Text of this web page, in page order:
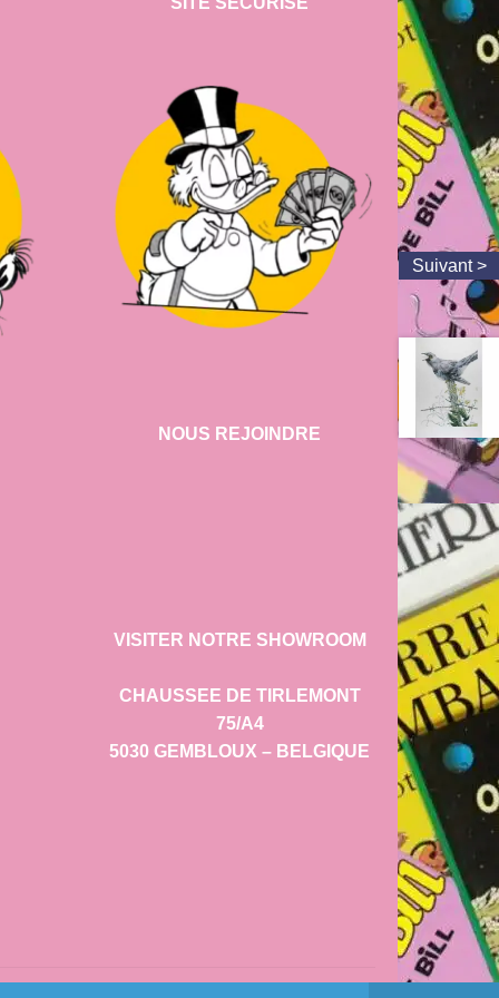
NOUS REJOINDRE
VISITER NOTRE SHOWROOM
CHAUSSEE DE TIRLEMONT
75/A4
5030 GEMBLOUX – BELGIQUE